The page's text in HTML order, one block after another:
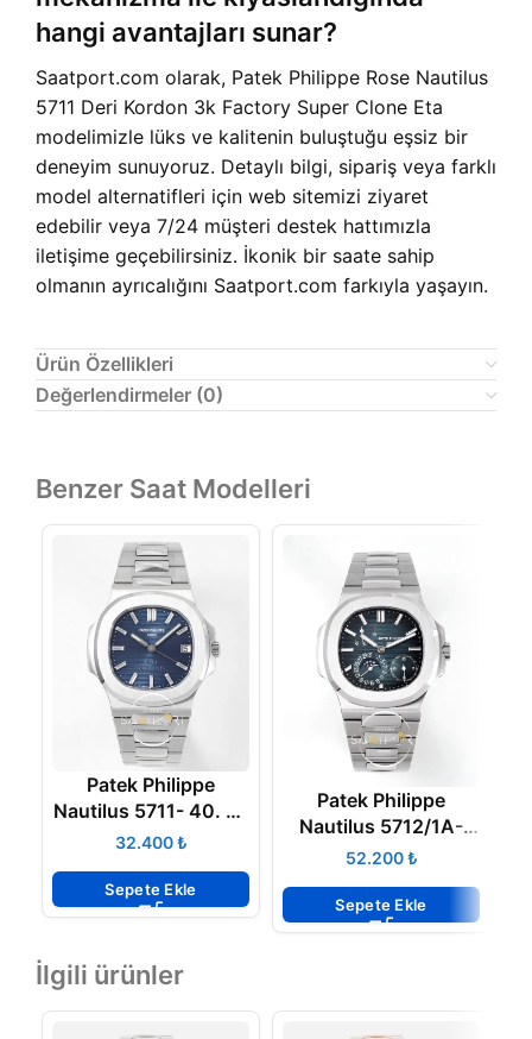
hangi avantajları sunar?
Saatport.com olarak, Patek Philippe Rose Nautilus
5711 Deri Kordon 3k Factory Super Clone Eta
modelimizle lüks ve kalitenin buluştuğu eşsiz bir
deneyim sunuyoruz. Detaylı bilgi, sipariş veya farklı
model alternatifleri için web sitemizi ziyaret
edebilir veya 7/24 müşteri destek hattımızla
iletişime geçebilirsiniz. İkonik bir saate sahip
olmanın ayrıcalığını Saatport.com farkıyla yaşayın.
Ürün Özellikleri
Değerlendirmeler (0)
Benzer Saat Modelleri
Patek Philippe
Nautilus 5711- 40. Yıl
Çelik Kasa Mavi
₺
Sepete Ekle
Patek Philippe
Nautilus 5712/1A-
001 Blue PPF V2
₺
Sepete Ekle
İlgili ürünler